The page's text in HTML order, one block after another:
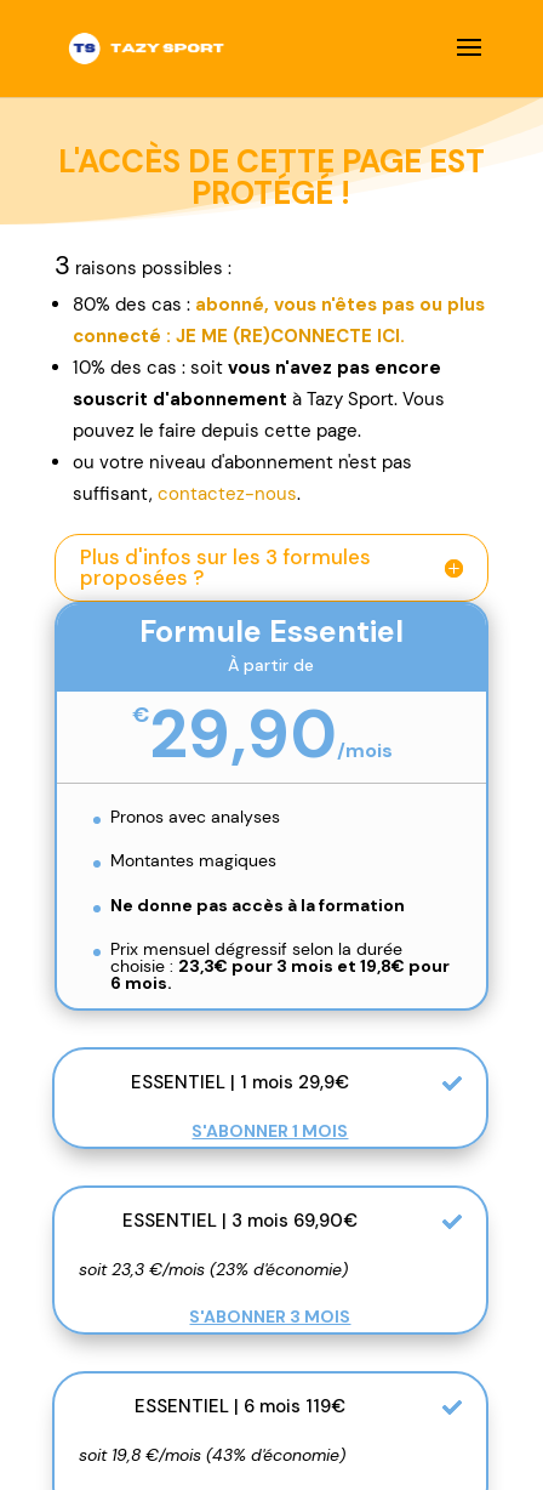
L'ACCÈS DE CETTE PAGE EST
PROTÉGÉ !
3 raisons possibles :
80% des cas : abonné, vous n'êtes pas ou plus
connecté : JE ME (RE)CONNECTE ICI.
10% des cas : soitvous n'avez pas encore
souscrit d'abonnement à Tazy Sport. Vous
pouvez le faire depuis cette page.
ou votre niveau d'abonnement n'est pas
suffisant, contactez-nous.
Plus d'infos sur les 3 formules
proposées ?
Formule Essentiel
À partir de
€29,90/mois
Pronos avec analyses
Montantes magiques
Ne donne pas accès à la formation
Prix mensuel dégressif selon la durée
choisie : 23,3€ pour 3 mois et 19,8€ pour
6 mois.
ESSENTIEL | 1 mois 29,9€
S'ABONNER 1 MOIS
ESSENTIEL | 3 mois 69,90€
soit 23,3 €/mois (23% d'économie)
S'ABONNER 3 MOIS
ESSENTIEL | 6 mois 119€
soit 19,8 €/mois (43% d'économie)